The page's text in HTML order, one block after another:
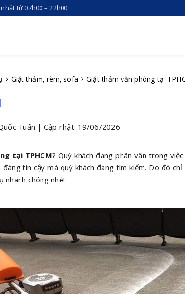
từ 07h00 – 22h00
Giặt thảm, rèm, sofa Giặt thảm văn phòng tại
Tuấn | Cập nhật: 19/06/2026
tại TPHCM? Quý khách đang phân vân trong
tin cậy mà quý khách đang tìm kiếm. Do đó
chóng nhé!